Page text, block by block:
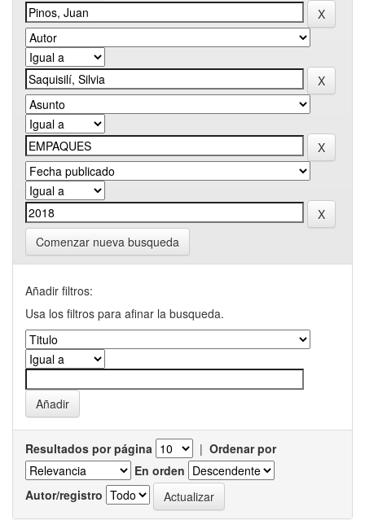
Comenzar nueva busqueda
Añadir filtros:
Usa los filtros para afinar la busqueda.
Resultados por página | Ordenar por
En orden
Autor/registro